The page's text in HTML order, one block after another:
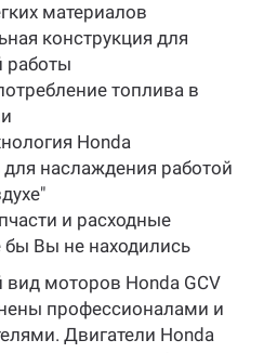
материалов
конструкция для
работы
топлива в
Honda
для наслаждения работой
и расходные
бы Вы не находились
моторов Honda GСV
профессионалами и
Двигатели Honda